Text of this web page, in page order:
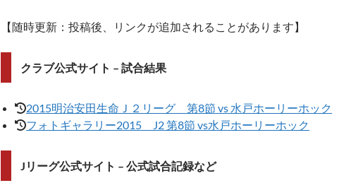
【随時更新：投稿後、リンクが追加されることがあります】
クラブ公式サイト – 試合結果
2015明治安田生命Ｊ２リーグ 第8節 vs 水戸ホーリーホック
フォトギャラリー2015 J2 第8節 vs水戸ホーリーホック
Jリーグ公式サイト – 公式試合記録など